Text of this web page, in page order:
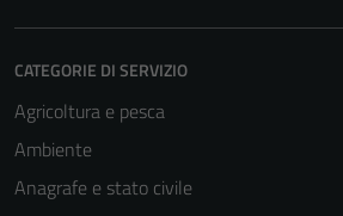
CATEGORIE DI SERVIZIO
Agricoltura e pesca
Ambiente
Anagrafe e stato civile